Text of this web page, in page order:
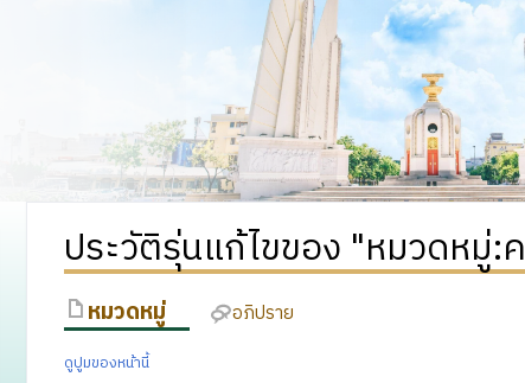
ประวัติรุ่นแก้ไขของ "หมวดหมู่:
หมวดหมู่ อภิปราย
ดูปูมของหน้านี้